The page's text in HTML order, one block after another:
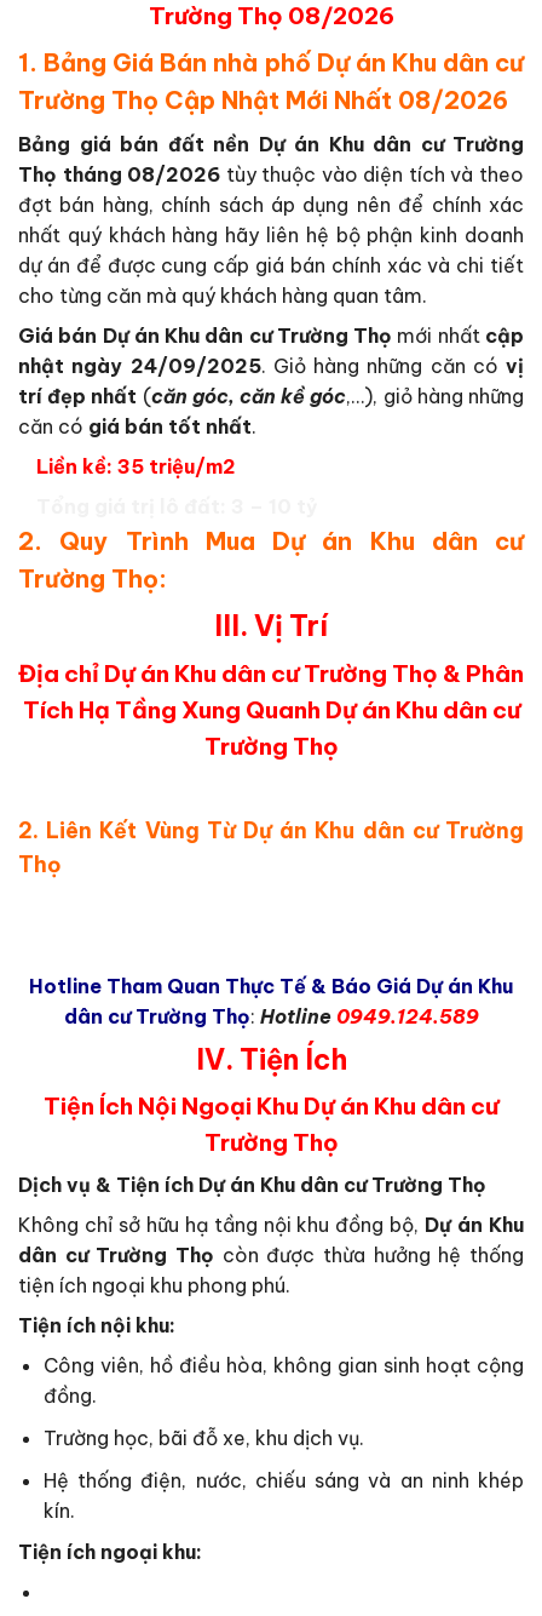
Trường Thọ 08/2026
1. Bảng Giá Bán nhà phố Dự án Khu dân cư
Trường Thọ Cập Nhật Mới Nhất 08/2026
Bảng giá bán đất nền Dự án Khu dân cư Trường
Thọ tháng 08/2026 tùy thuộc vào diện tích và theo
đợt bán hàng, chính sách áp dụng nên để chính xác
nhất quý khách hàng hãy liên hệ bộ phận kinh doanh
dự án để được cung cấp giá bán chính xác và chi tiết
cho từng căn mà quý khách hàng quan tâm.
Giá bán Dự án Khu dân cư Trường Thọ mới nhất cập
nhật ngày 24/09/2025. Giỏ hàng những căn có vị
trí đẹp nhất (căn góc, căn kề góc,…), giỏ hàng những
căn có giá bán tốt nhất.
Liền kề: 35 triệu/m2
2. Quy Trình Mua Dự án Khu dân cư
Trường Thọ:
III. Vị Trí
Địa chỉ Dự án Khu dân cư Trường Thọ & Phân
Tích Hạ Tầng Xung Quanh Dự án Khu dân cư
Trường Thọ
2. Liên Kết Vùng Từ Dự án Khu dân cư Trường
Thọ
Hotline Tham Quan Thực Tế & Báo Giá Dự án Khu
dân cư Trường Thọ: Hotline 0949.124.589
IV. Tiện Ích
Tiện Ích Nội Ngoại Khu Dự án Khu dân cư
Trường Thọ
Dịch vụ & Tiện ích Dự án Khu dân cư Trường Thọ
Không chỉ sở hữu hạ tầng nội khu đồng bộ, Dự án Khu
dân cư Trường Thọ còn được thừa hưởng hệ thống
tiện ích ngoại khu phong phú.
Tiện ích nội khu:
Công viên, hồ điều hòa, không gian sinh hoạt cộng
đồng.
Trường học, bãi đỗ xe, khu dịch vụ.
Hệ thống điện, nước, chiếu sáng và an ninh khép
kín.
Tiện ích ngoại khu: